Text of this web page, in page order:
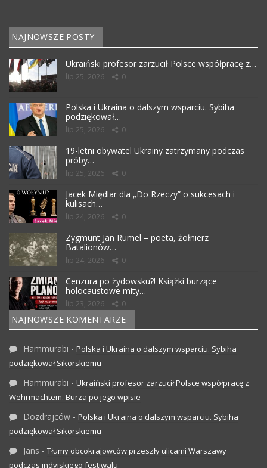
NAJNOWSZE POSTY
Ukraiński profesor zarzucił Polsce współpracę z…
lip 25, 2026 0
Polska i Ukraina o dalszym wsparciu. Sybiha
podziękował…
lip 25, 2026 0
19-letni obywatel Ukrainy zatrzymany podczas
próby…
lip 25, 2026 0
Jacek Międlar dla „Do Rzeczy” o sukcesach i
kulisach…
lip 24, 2026 0
Zygmunt Jan Rumel – poeta, żołnierz
Batalionów…
lip 24, 2026 0
Cenzura po żydowsku?! Książki burzące
holocaustowe mity…
lip 23, 2026 0
NAJNOWSZE KOMENTARZE
Hammurabi - Polska i Ukraina o dalszym wsparciu. Sybiha
podziękował Sikorskiemu
Hammurabi - Ukraiński profesor zarzucił Polsce współpracę z
Wehrmachtem. Burza po jego wpisie
Dozdrajców - Polska i Ukraina o dalszym wsparciu. Sybiha
podziękował Sikorskiemu
Jans - Tłumy obcokrajowców przeszły ulicami Warszawy
podczas indyjskiego festiwalu